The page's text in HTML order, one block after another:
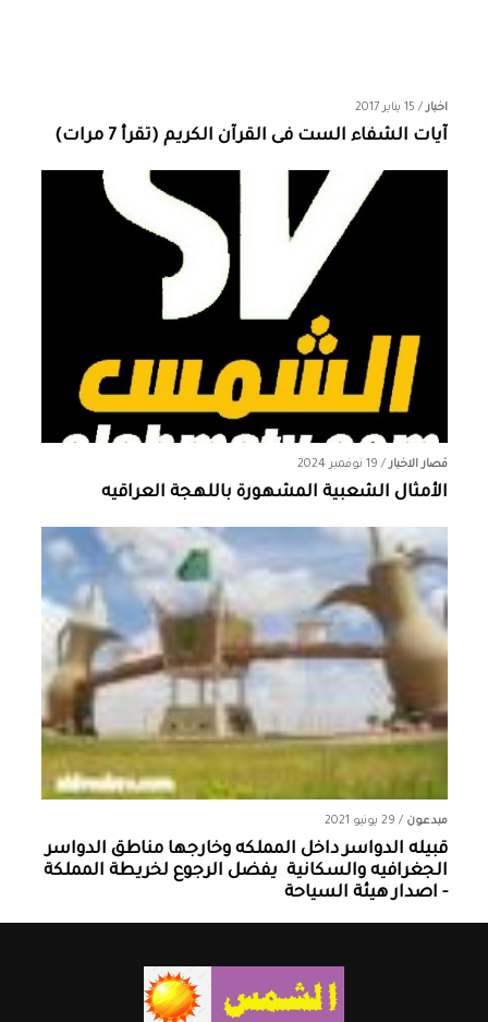
اخبار/ 15 يناير 2017
آيات الشفاء الست فى القرآن الكريم (تقرأ 7 مرات)
قصار الاخبار/ 19 نوفمبر 2024
الأمثال الشعبية المشهورة باللهجة العراقيه
مبدعون / 29 يونيو 2021
قبيله الدواسر داخل المملكه وخارجها ‏مناطق الدواسر
الجغرافيه والسكانية ‏ يفضل الرجوع لخريطة المملكة
- اصدار هيئة السياحة